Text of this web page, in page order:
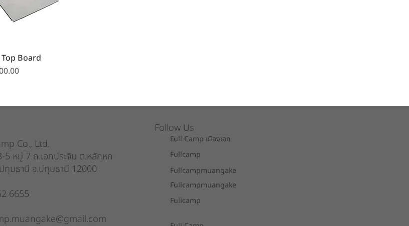
Top Board
Co., Ltd.
5 หมู่ 7 ถ.เอกประจิม ต.หลักหก
ทุมธานี จ.ปทุมธานี 12000
6655
Follow Us
Full Camp เมืองเอก
Fullcamp
Fullcampmuangake
Fullcampmuangake
Fullcamp